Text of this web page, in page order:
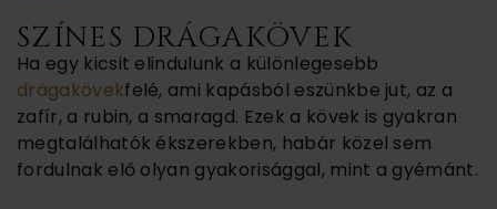
SZÍNES DRÁGAKÖVEK
Ha egy kicsit elindulunk a különlegesebb
drágakövekfelé, ami kapásból eszünkbe jut, az a
zafír, a rubin, a smaragd. Ezek a kövek is gyakran
megtalálhatók ékszerekben, habár közel sem
fordulnak elő olyan gyakorisággal, mint a gyémánt.